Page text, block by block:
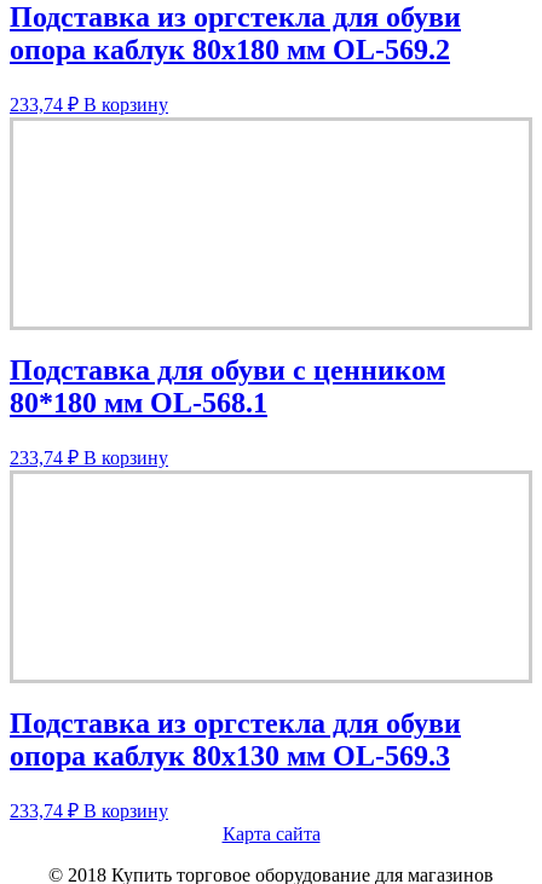
Подставка из оргстекла для обуви
опора каблук 80х180 мм OL-569.2
233,74 ₽ В корзину
Подставка для обуви с ценником
80*180 мм OL-568.1
233,74 ₽ В корзину
Подставка из оргстекла для обуви
опора каблук 80х130 мм OL-569.3
233,74 ₽ В корзину
Карта сайта
© 2018 Купить торговое оборудование для магазинов